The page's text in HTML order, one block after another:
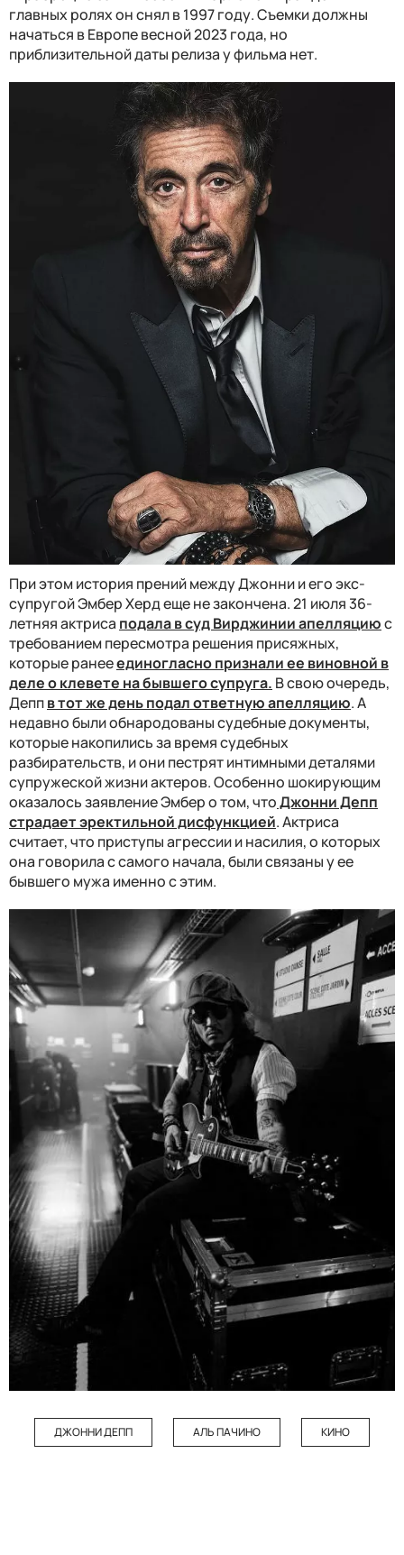
главных ролях он снял в 1997 году. Съемки должны
начаться в Европе весной 2023 года, но
приблизительной даты релиза у фильма нет.
При этом история прений между Джонни и его экс-
супругой Эмбер Херд еще не закончена. 21 июля 36-
летняя актриса подала в суд Вирджинии апелляциюс
требованием пересмотра решения присяжных,
которые ранееединогласно признали ее виновной в
деле о клевете на бывшего супруга. В свою очередь,
Деппв тот же день подал ответную апелляцию. А
недавно были обнародованы судебные документы,
которые накопились за время судебных
разбирательств, и они пестрят интимными деталями
супружеской жизни актеров. Особенно шокирующим
оказалось заявление Эмбер о том, чтоДжонни Депп
страдает эректильной дисфункцией. Актриса
считает, что приступы агрессии и насилия, о которых
она говорила с самого начала, были связаны у ее
бывшего мужа именно с этим.
ДЖОННИ ДЕПП АЛЬ ПАЧИНО КИНО